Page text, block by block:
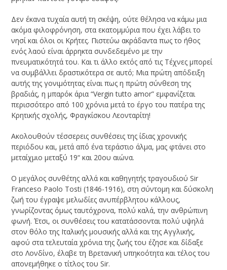
Δεν έκανα τυχαία αυτή τη σκέψη, ούτε θέλησα να κάμω μια
ακόμα φιλοφρόνηση, στα εκατομμύρια που έχει λάβει το
νησί και όλοι οι Κρήτες. Πιστεύω ακράδαντα πως το ήθος
ενός λαού είναι άρρηκτα συνδεδεμένο με την
πνευματικότητά του. Και τι άλλο εκτός από τις Τέχνες μπορεί
να συμβάλλει δραστικότερα σε αυτό; Μια πρώτη απόδειξη
αυτής της γονιμότητας είναι πως η πρώτη σύνθεση της
βραδιάς, η μπαρόκ άρια “Vergin tutto amor” εμφανίζεται
περισσότερο από 100 χρόνια μετά το έργο του πατέρα της
Κρητικής σχολής, Φραγκίσκου Λεονταρίτη!
Ακολουθούν τέσσερεις συνθέσεις της ίδιας χρονικής
περιόδου και, μετά από ένα τεράστιο άλμα, μας φτάνει στο
μεταίχμιο μεταξύ 19“ και 20ου αιώνα.
Ο μεγάλος συνθέτης αλλά και καθηγητής τραγουδιού Sir
Franceso Paolo Tosti (1846-1916), στη σύντομη και δύσκολη
ζωή του έγραψε μελωδίες ανυπέρβλητου κάλλους,
γνωρίζοντας όμως ταυτόχρονα, πολύ καλά, την ανθρώπινη
φωνή. Έτσι, οι συνθέσεις του κατατάσσονται πολύ υψηλά
στον θόλο της Ιταλικής μουσικής αλλά και της Αγγλικής,
αφού στα τελευταία χρόνια της ζωής του έζησε και δίδαξε
στο Λονδίνο, έλαβε τη Βρετανική υπηκοότητα και τέλος του
απονεμήθηκε ο τίτλος του Sir.